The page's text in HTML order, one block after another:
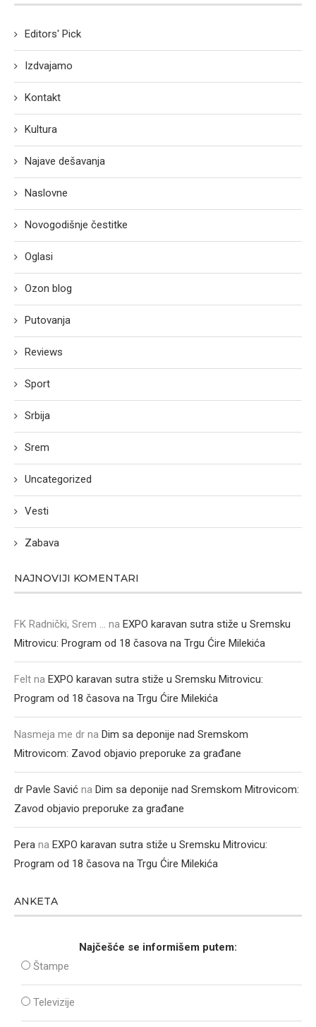
Editors' Pick
Izdvajamo
Kontakt
Kultura
Najave dešavanja
Naslovne
Novogodišnje čestitke
Oglasi
Ozon blog
Putovanja
Reviews
Sport
Srbija
Srem
Uncategorized
Vesti
Zabava
NAJNOVIJI KOMENTARI
FK Radnički, Srem ... na EXPO karavan sutra stiže u Sremsku
Mitrovicu: Program od 18 časova na Trgu Ćire Milekića
Felt na EXPO karavan sutra stiže u Sremsku Mitrovicu:
Program od 18 časova na Trgu Ćire Milekića
Nasmeja me dr na Dim sa deponije nad Sremskom
Mitrovicom: Zavod objavio preporuke za građane
dr Pavle Savić na Dim sa deponije nad Sremskom Mitrovicom:
Zavod objavio preporuke za građane
Pera na EXPO karavan sutra stiže u Sremsku Mitrovicu:
Program od 18 časova na Trgu Ćire Milekića
ANKETA
Najčešće se informišem putem:
Štampe
Televizije